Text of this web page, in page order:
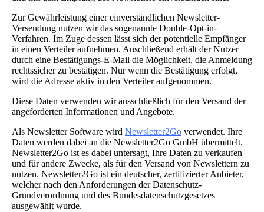
Zur Gewährleistung einer einverständlichen Newsletter-
Versendung nutzen wir das sogenannte Double-Opt-in-
Verfahren. Im Zuge dessen lässt sich der potentielle Empfänger
in einen Verteiler aufnehmen. Anschließend erhält der Nutzer
durch eine Bestätigungs-E-Mail die Möglichkeit, die Anmeldung
rechtssicher zu bestätigen. Nur wenn die Bestätigung erfolgt,
wird die Adresse aktiv in den Verteiler aufgenommen.
Diese Daten verwenden wir ausschließlich für den Versand der
angeforderten Informationen und Angebote.
Als Newsletter Software wird Newsletter2Go verwendet. Ihre
Daten werden dabei an die Newsletter2Go GmbH übermittelt.
Newsletter2Go ist es dabei untersagt, Ihre Daten zu verkaufen
und für andere Zwecke, als für den Versand von Newslettern zu
nutzen. Newsletter2Go ist ein deutscher, zertifizierter Anbieter,
welcher nach den Anforderungen der Datenschutz-
Grundverordnung und des Bundesdatenschutzgesetzes
ausgewählt wurde.